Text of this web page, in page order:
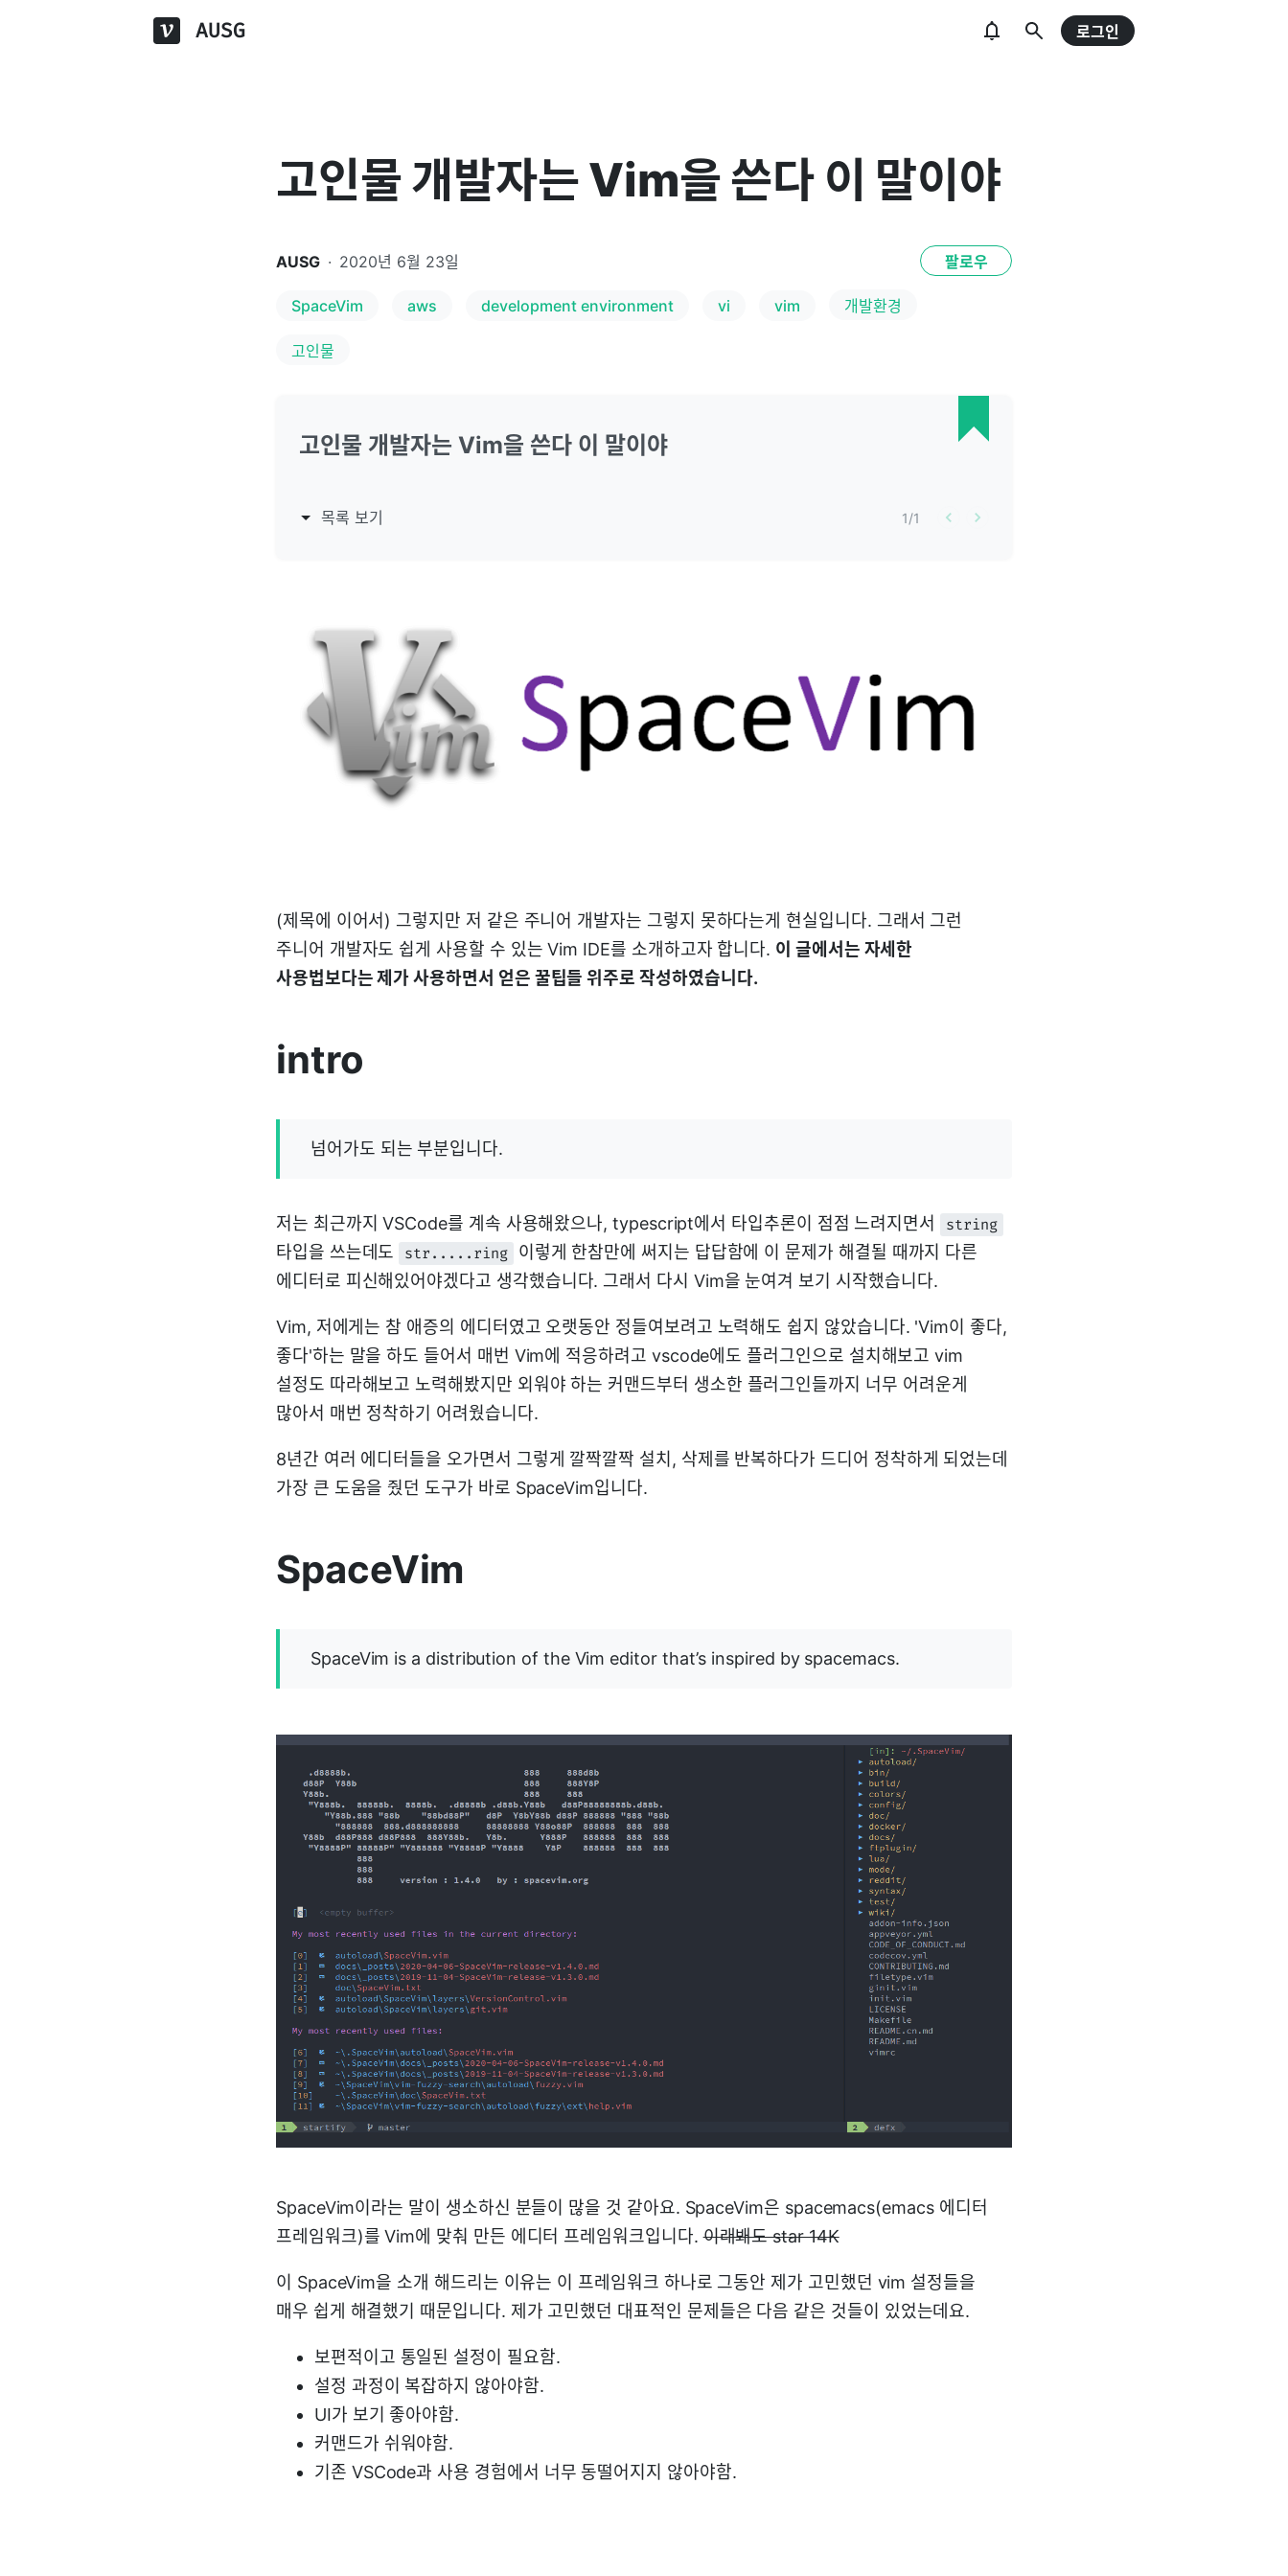
AUSG 로그인
고인물 개발자는 Vim을 쓴다 이 말이야
AUSG · 2020년 6월 23일 팔로우
SpaceVim aws development environment vi vim 개발환경
고인물
고인물 개발자는 Vim을 쓴다 이 말이야
목록 보기 1/1
(제목에 이어서) 그렇지만 저 같은 주니어 개발자는 그렇지 못하다는게 현실입니다. 그래서 그런
주니어 개발자도 쉽게 사용할 수 있는 Vim IDE를 소개하고자 합니다. 이 글에서는 자세한
사용법보다는 제가 사용하면서 얻은 꿀팁들 위주로 작성하였습니다.
intro
넘어가도 되는 부분입니다.
저는 최근까지 VSCode를 계속 사용해왔으나, typescript에서 타입추론이 점점 느려지면서 string
타입을 쓰는데도 str.....ring
이렇게 한참만에 써지는 답답함에 이 문제가 해결될 때까지 다른
에디터로 피신해있어야겠다고 생각했습니다. 그래서 다시 Vim을 눈여겨 보기 시작했습니다.
Vim, 저에게는 참 애증의 에디터였고 오랫동안 정들여보려고 노력해도 쉽지 않았습니다. 'Vim이 좋다,
좋다'하는 말을 하도 들어서 매번 Vim에 적응하려고 vscode에도 플러그인으로 설치해보고 vim
설정도 따라해보고 노력해봤지만 외워야 하는 커맨드부터 생소한 플러그인들까지 너무 어려운게
많아서 매번 정착하기 어려웠습니다.
8년간 여러 에디터들을 오가면서 그렇게 깔짝깔짝 설치, 삭제를 반복하다가 드디어 정착하게 되었는데
가장 큰 도움을 줬던 도구가 바로 SpaceVim입니다.
SpaceVim
SpaceVim is a distribution of the Vim editor that’s inspired by spacemacs.
SpaceVim이라는 말이 생소하신 분들이 많을 것 같아요. SpaceVim은 spacemacs(emacs 에디터
프레임워크)를 Vim에 맞춰 만든 에디터 프레임워크입니다.이래봬도 star 14K
이 SpaceVim을 소개 해드리는 이유는 이 프레임워크 하나로 그동안 제가 고민했던 vim 설정들을
매우 쉽게 해결했기 때문입니다. 제가 고민했던 대표적인 문제들은 다음 같은 것들이 있었는데요.
보편적이고 통일된 설정이 필요함.
설정 과정이 복잡하지 않아야함.
UI가 보기 좋아야함.
커맨드가 쉬워야함.
기존 VSCode과 사용 경험에서 너무 동떨어지지 않아야함.